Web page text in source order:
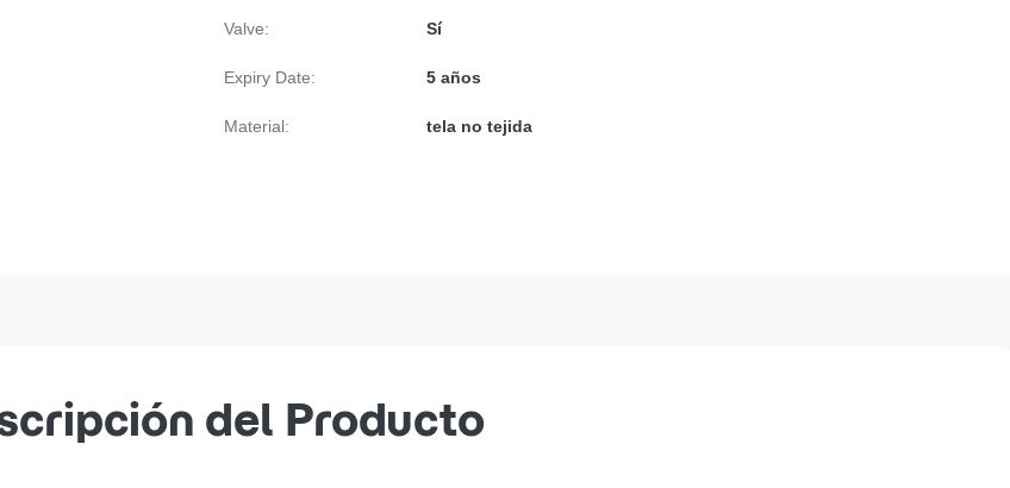
Valve: Sí
Expiry Date: 5 años
Material: tela no tejida
del Producto